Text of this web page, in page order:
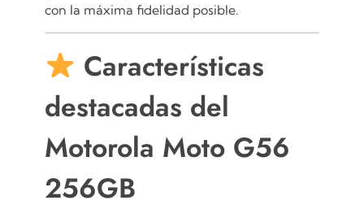
con la máxima fidelidad posible.
Características
destacadas del
Motorola Moto G56
256GB